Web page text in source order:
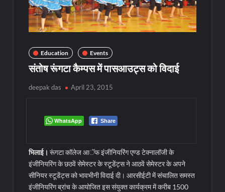
Education Events
संतोष रूंगटा कैम्पस में पासआउट्स को विदाई
deepak das April 23, 2015
WhatsApp Share
भिलाई। रूंगटा कॉलेज आॅफ इंजीनियरिंग एण्ड टेक्नालॉजी के
इंजीनियरिंग के छठवें सेमेस्टर के स्टूडेंट्स ने आठवें सेमेस्टर के अपने
सीनियर स्टूडेंट्स को भावभीनी विदाई दी। आरसीईटी में संचालित समस्त
इंजीनियरिंग ब्रांच के आयोजित इस संयुक्त कार्यक्रम में करीब 1500